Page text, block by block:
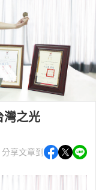
灣之光
分享文章到